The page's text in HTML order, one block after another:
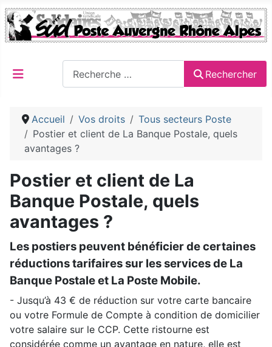
Rechercher
Accueil Vos droits
Tous secteurs Poste
Postier et client de La Banque Postale, quels
avantages ?
Postier et client de La
Banque Postale, quels
avantages ?
Les postiers peuvent bénéficier de certaines
réductions tarifaires sur les services de La
Banque Postale et La Poste Mobile.
- Jusqu’à 43 € de réduction sur votre carte bancaire
ou votre Formule de Compte à condition de domicilier
votre salaire sur le CCP. Cette ristourne est
considérée comme un avantage en nature, elle est